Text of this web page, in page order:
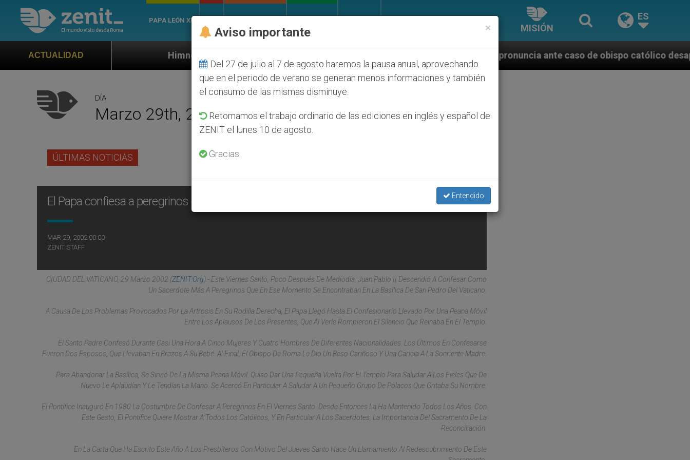
PAPA LEÓN XIV
MISIÓN
ES
ACTUALIDAD Himno oficial de la Jornada Mundial de la Juventud Seúl 2027 ONU se pronuncia ante caso de obispo católico desaparecido por la
DÍA
Marzo 29th, 2002
ÚLTIMAS NOTICIAS
El Papa confiesa a peregrinos en la Basílica de San Pedro del Vaticano
MAR 29, 2002 00:00
ZENIT STAFF
CIUDAD DEL VATICANO, 29 Marzo 2002 (ZENIT.org).- Este Viernes Santo, Poco Después De Mediodía, Juan Pablo II Descendió A Confesar Como
Un Sacerdote Más A Peregrinos Que En Ese Momento Se Encontraban En La Basílica De San Pedro Del Vaticano.
A Causa De Los Problemas Provocados Por La Artrosis En Su Rodilla Derecha, El Papa Llegó Hasta El Confesionario Llevado Por Una Peana Móvil
Entre Los Aplausos De Los Presentes, Que Al Verle Rompieron El Silencio Que Reinaba En El Templo.
El Santo Padre Confesó Durante Casi Una Hora A Cinco Mujeres Y Cuatro Hombres De Diferentes Nacionalidades. Los Últimos En Confesarse
Fueron Dos Esposos, Que Llevaban En Brazos A Su Bebé. Al Final, El Obispo De Roma Le Dio Un Beso Cariñoso Y Una Caricia A La Sonriente Madre.
Para Abandonar La Basílica, Se Sirvió De La Misma Peana Móvil. Quiso Dar Una Pequeña Vuelta Por El Templo Para Saludar A Los Fieles Que De
Nuevo Le Aplaudían Y Le Tendían La Mano. Se Acercó En Particular A Saludar A Un Pequeño Grupo De Polacos Que Gritaba Su Nombre.
El Pontífice Inauguró En 1980 La Costumbre De Confesar A Peregrinos En El Viernes Santo. Desde Entonces La Ha Mantenido Todos Los Años. Con
Este Gesto, El Pontífice Quiere Mostrar A Todos Los Católicos, Y En Particular A Los Sacerdotes, La Importancia Del Sacramento De La
Reconciliación.
En La Carta Que Ha Escrito Este Año A Los Presbíteros Con Motivo Del Jueves Santo Hace Un Llamamiento Al Redescubrimiento De Este
×
Aviso importante
Del 27 de julio al 7 de agosto haremos la pausa anual, aprovechando
que en el periodo de verano se generan menos informaciones y también
el consumo de las mismas disminuye.
Retomamos el trabajo ordinario de las ediciones en inglés y español de
ZENIT el lunes 10 de agosto.
Gracias.
Entendido